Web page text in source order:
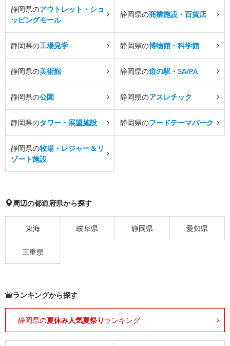
静岡県のアウトレット・ショ
ッピングモール
静岡県の商業施設・百貨店
静岡県の工場見学 静岡県の博物館・科学館
静岡県の美術館 静岡県の道の駅・SA/PA
静岡県の公園 静岡県のアスレチック
静岡県のタワー・展望施設 静岡県のフードテーマパーク
静岡県の牧場・レジャー＆リ
ゾート施設
周辺の都道府県から探す
東海 岐阜県 静岡県 愛知県
三重県
ランキングから探す
静岡県の夏休み人気夏祭り ランキング